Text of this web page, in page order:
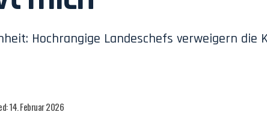
Hochrangige Landeschefs verweigern die
14. Februar 2026